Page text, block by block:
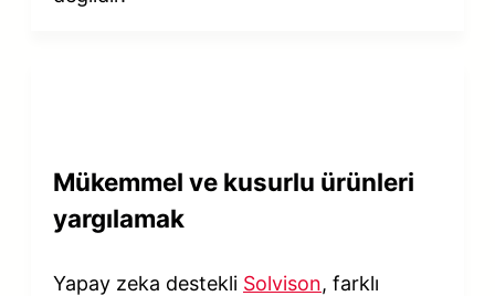
Mükemmel ve kusurlu ürünleri
yargılamak
Yapay zeka destekli Solvison, farklı